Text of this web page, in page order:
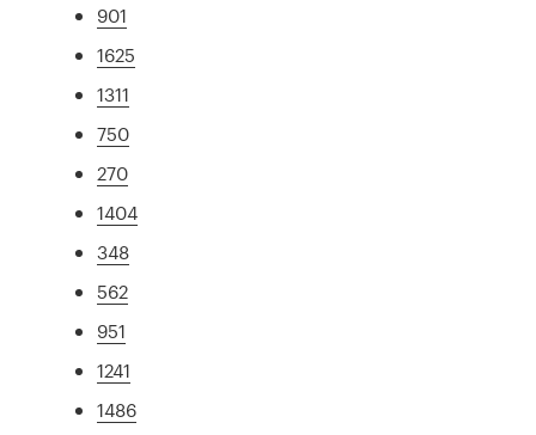
901
1625
1311
750
270
1404
348
562
951
1241
1486